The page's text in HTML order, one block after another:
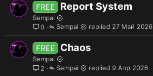
FREE Report System
Sempai
0
27 Май 2026
Sempai
FREE Chaos
Sempai
2
9 Апр 2026
Sempai